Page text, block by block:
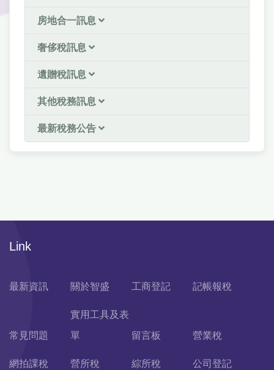
房地合一訊息
奢侈稅訊息
遺贈稅訊息
其他稅務訊息
最新稅務公告
Link
最新資訊 關於智盛 工商登記 記帳報稅
常見問題
實用工具及表
單
留言板 營業稅
網拍課稅 營所稅 綜所稅 公司登記